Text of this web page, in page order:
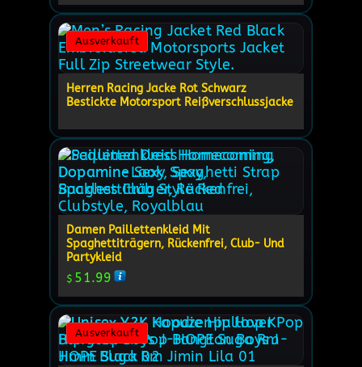
Ausverkauft
Herren Racing Jacke Rot Schwarz
Bestickte Motorsport Reißverschlussjacke
Damen Paillettenkleid Mit
Spaghettiträgern, Rückenfrei, Club- Und
Partykleid
$ 51.99
Ausverkauft